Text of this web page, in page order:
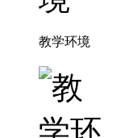
教学环境